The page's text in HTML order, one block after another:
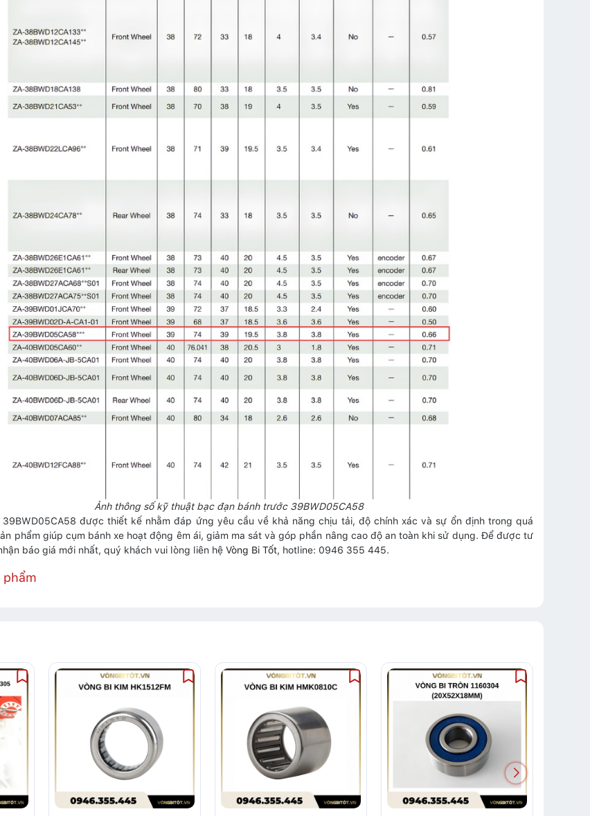
Ảnh thông số kỹ thuật bạc đạn bánh trước 39BWD05CA58
39BWD05CA58 được thiết kế nhằm đáp ứng yêu cầu về khả năng chịu tải, độ chính xác và sự ổn định trong quá
phẩm giúp cụm bánh xe hoạt động êm ái, giảm ma sát và góp phần nâng cao độ an toàn khi sử dụng. Để được tư
báo giá mới nhất, quý khách vui lòng liên hệ Vòng Bi Tốt, hotline: 0946 355 445.